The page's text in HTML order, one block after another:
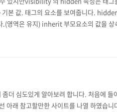
본 값. 태그의 요소를 보여줍니다.
영역은 유지) inherit 부모요소의 값을 상
더 심도있게 알아보려 합니다. 처음에 들
아래 참고할만한 사이트를 나열 하였습